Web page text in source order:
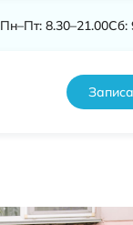
Пн–Пт: 8.30–21.00Сб: